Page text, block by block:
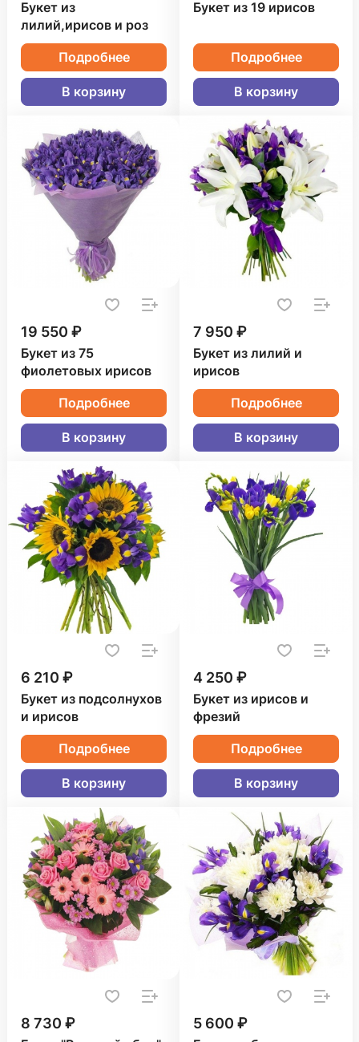
Букет из
лилий,ирисов и роз
Подробнее
В корзину
Букет из 19 ирисов
Подробнее
В корзину
19 550 ₽
Букет из 75
фиолетовых ирисов
Подробнее
В корзину
7 950 ₽
Букет из лилий и
ирисов
Подробнее
В корзину
6 210 ₽
Букет из подсолнухов
и ирисов
Подробнее
В корзину
4 250 ₽
Букет из ирисов и
фрезий
Подробнее
В корзину
8 730 ₽ 5 600 ₽